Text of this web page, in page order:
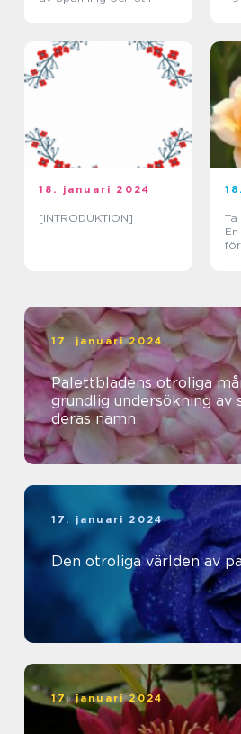
18. januari 2024
[INTRODUKTION]
17. januari 2024
Palettbladens otroliga
grundlig undersökning av
deras namn
17. januari 2024
Den otroliga världen av
17. januari 2024